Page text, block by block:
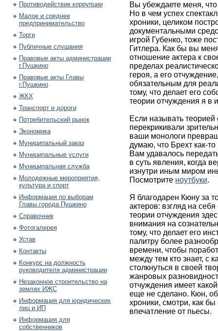
Противодействие коррупции
Малое и среднее
предпринимательство
Торги
Публичные слушания
Правовые акты администрации
г.Пушкино
Правовые акты Главы
г.Пушкино
ЖКХ
Транспорт и дороги
Потребительский рынок
Экономика
Муниципальный заказ
Муниципальные услуги
Муниципальная служба
Молодежные мероприятия,
культура и спорт
Информация по выборам
Главы города Пушкино
Справочник
Фотогалерея
Устав
Контакты
Конкурс на должность
руководителя администрации
Незаконное строительство на
землях ИЖС
Информация для юридических
лиц и ИП
Информация для
собственников
Вы убеждаете меня,
Но в чем успех
хроники, целиком
документальными
игрой Губенко, тоже
Гитлера. Как бы вы
отношение актера к
пределах
героя, а его
обязательным для
тому, что делает его
теории отчуждения я в
Если называть
перекрикивали
ваши монологи
думаю, что Брехт как-
Вам удавалось
в суть явления, когда
изнутри иным миром
Посмотрите ноутбуки.
Я благодарен Кюну за
актеров: взгляд на
теории отчуждения
внимания на
тому, что делает его
палитру более
времени, чтобы
между тем кто знает, с
столкнуться в своей
жанровых
отчуждения имеет
еще не сделано. Кюн,
хроники, смотри, как
впечатление от пьесы.